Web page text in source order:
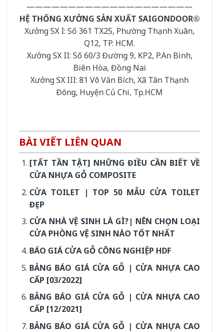
————————————————————
HỆ THỐNG XƯỞNG SẢN XUẤT SAIGONDOOR®
Xưởng SX I: Số 361 TX25, Phường Thạnh Xuân,
Q12, TP. HCM.
Xưởng SX II: Số 60/3 Đường 9, KP2, P.An Bình,
Biên Hòa, Đồng Nai
Xưởng SX III: 81 Võ Văn Bích, Xã Tân Thạnh
Đông, Huyện Củ Chi, Tp.HCM
BÀI VIẾT LIÊN QUAN
[TẤT TẦN TẬT] NHỮNG ĐIỀU CẦN BIẾT VỀ
CỬA NHỰA GỖ COMPOSITE
CỬA TOILET | TOP 50 MẪU CỬA TOILET
ĐẸP
CỬA NHÀ VỆ SINH LÀ GÌ?| NÊN CHỌN LOẠI
CỬA PHÒNG VỆ SINH NÀO TỐT NHẤT
BÁO GIÁ CỬA GỖ CÔNG NGHIỆP HDF
BẢNG BÁO GIÁ CỬA GỖ | CỬA NHỰA CAO
CẤP [03/2022]
BẢNG BÁO GIÁ CỬA GỖ | CỬA NHỰA CAO
CẤP [12/2021]
BẢNG BÁO GIÁ CỬA GỖ | CỬA NHỰA CAO